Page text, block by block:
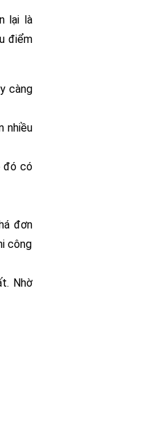
lại là
điểm
càng
nhiều
đó có
đơn
công
Nhờ